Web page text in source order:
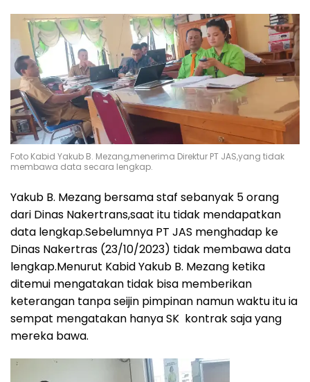
Foto Kabid Yakub B. Mezang,menerima Direktur PT JAS,yang tidak
membawa data secara lengkap.
Yakub B. Mezang bersama staf sebanyak 5 orang
dari Dinas Nakertrans,saat itu tidak mendapatkan
data lengkap.Sebelumnya PT JAS menghadap ke
Dinas Nakertras (23/10/2023) tidak membawa data
lengkap.Menurut Kabid Yakub B. Mezang ketika
ditemui mengatakan tidak bisa memberikan
keterangan tanpa seijin pimpinan namun waktu itu ia
sempat mengatakan hanya SK kontrak saja yang
mereka bawa.